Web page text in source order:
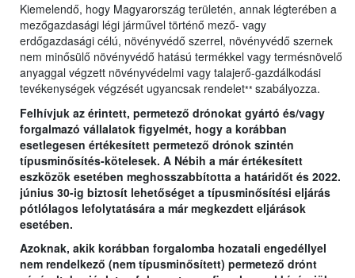
Kiemelendő, hogy Magyarország területén, annak légterében a
mezőgazdasági légi járművel történő mező- vagy
erdőgazdasági célú, növényvédő szerrel, növényvédő szernek
nem minősülő növényvédő hatású termékkel vagy termésnövelő
anyaggal végzett növényvédelmi vagy talajerő-gazdálkodási
tevékenységek végzését ugyancsak rendelet** szabályozza.
Felhívjuk az érintett, permetező drónokat gyártó és/vagy
forgalmazó vállalatok figyelmét, hogy a korábban
esetlegesen értékesített permetező drónok szintén
típusminősítés-kötelesek. A Nébih a már értékesített
eszközök esetében meghosszabbította a határidőt és 2022.
június 30-ig biztosít lehetőséget a típusminősítési eljárás
pótlólagos lefolytatására a már megkezdett eljárások
esetében.
Azoknak, akik korábban forgalomba hozatali engedéllyel
nem rendelkező (nem típusminősített) permetező drónt